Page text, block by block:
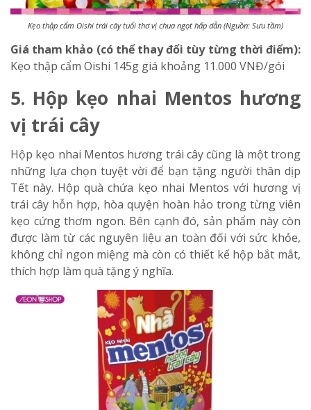
Kẹo thập cẩm Oishi trái cây tuổi thơ vị chua ngọt hấp dẫn (Nguồn: Sưu tầm)
Giá tham khảo (có thể thay đổi tùy từng thời điểm):
Kẹo thập cẩm Oishi 145g giá khoảng 11.000 VNĐ/gói
5. Hộp kẹo nhai Mentos hương
vị trái cây
Hộp kẹo nhai Mentos hương trái cây cũng là một trong
những lựa chọn tuyệt vời để bạn tặng người thân dịp
Tết này. Hộp quà chứa kẹo nhai Mentos với hương vị
trái cây hỗn hợp, hòa quyện hoàn hảo trong từng viên
kẹo cứng thơm ngon. Bên cạnh đó, sản phẩm này còn
được làm từ các nguyên liệu an toàn đối với sức khỏe,
không chỉ ngon miệng mà còn có thiết kế hộp bắt mắt,
thích hợp làm quà tặng ý nghĩa.